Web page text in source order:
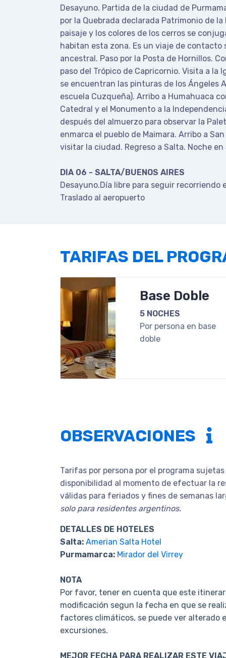
Desayuno. Partida de la ciudad de
por la Quebrada declarada Patrimonio de
paisaje y los colores de los cerros se
habitan esta zona. Es un viaje de contacto
ancestral. Paso por la Posta de Hornillos.
paso del Trópico de Capricornio. Visita a la
se encuentran las pinturas de los Ángeles
escuela Cuzqueña). Arribo a Humahuaca
Catedral y el Monumento a la
después del almuerzo para observar la
enmarca el pueblo de Maimara. Arribo a
visitar la ciudad. Regreso a Salta. Noche en
DIA 06 - SALTA/BUENOS AIRES
Desayuno.Día libre para seguir recorriendo
Traslado al aeropuerto
TARIFAS DEL
Base Doble
5 NOCHES
Por persona en base
doble
OBSERVACIONES
Tarifas por persona por el programa
disponibilidad al momento de efectuar la
válidas para feriados y fines de semanas
solo para residentes argentinos.
DETALLES DE HOTELES
Salta: Amerian Salta Hotel
Purmamarca: Mirador del Virrey
NOTA
Por favor, tener en cuenta que este
modificación segun la fecha en que se
factores climáticos, se puede ver alterado
excursiones.
MEJOR FECHA PARA REALIZAR ESTE